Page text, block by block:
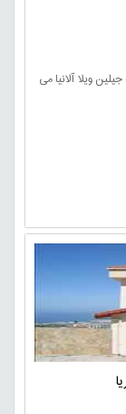
ویلا آلانیا می